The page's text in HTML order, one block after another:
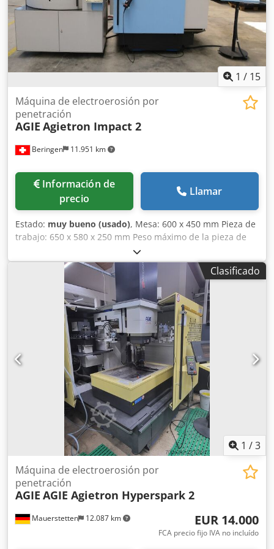
1 / 15
Beringen 11.951 km
Máquina de electroerosión por
penetración
AGIE Agietron Impact 2
Información de
precio
Llamar
Estado: muy bueno (usado), Mesa: 600 x 450 mm Pieza de
trabajo: 650 x 580 x 250 mm Peso máximo de la pieza de
trabajo: 400 kg Velocidad del eje C: 60 rpm con cambiador
de paletas con cambiador de herramientas Cabezal de
mecanizado para el procesamiento tridimensional
Diversos accesorios Cedpszi Nnmofx Amreha MARCELS
MASCHINEN AG
Clasificado
1 /3
Mauerstetten 12.087 km
Máquina de electroerosión por
penetración
AGIE AGIE Agietron Hyperspark 2
EUR 14.000
FCA precio fijo IVA no incluído